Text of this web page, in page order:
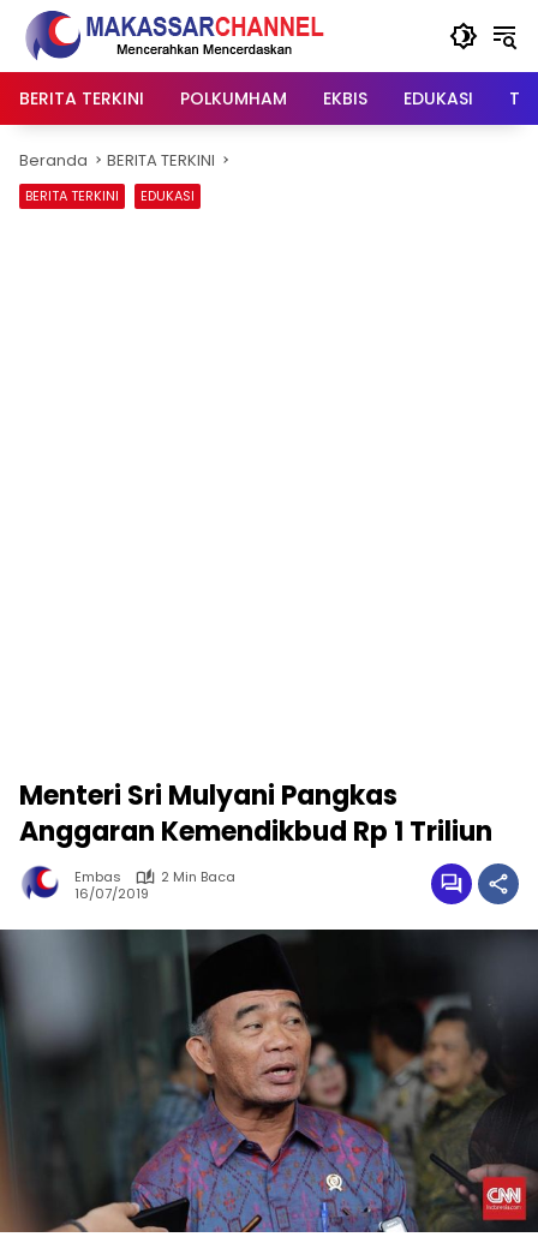
Langsung
konten
BERITA TERKINI
POLKUMHAM EKBIS EDUKASI
Beranda BERITA TERKINI
BERITA TERKINI EDUKASI
Menteri Sri Mulyani Pangkas
Anggaran Kemendikbud Rp 1 Triliun
Embas
2 Min Baca
16/07/2019